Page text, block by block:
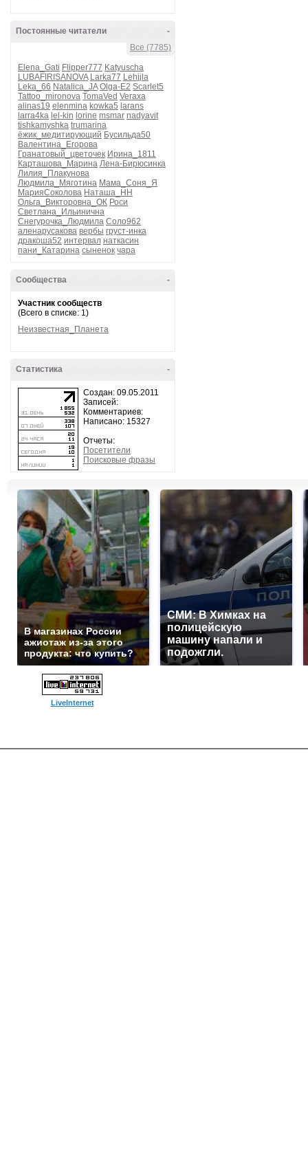
-
Постоянные читатели
Все (7785)
Elena_Gati Flipper777 Katyuscha
LUBAFIRISANOVA Larka77 Lehjjla
Leka_66 Natalica_JA Olga-E2 Scarlet5
Tattoo_mironova TomaVed Veraxa
alinas19 elenmina kowka5 larans
larra4ka lel-kin lorine msmar nadyavit
tishkamyshka trumarina
ёжик_медитирующий Бусильда50
Валентина_Егорова
Гранатовый_цветочек Ирина_1811
Карташова_Марина Лена-Бирюсинка
Лилия_Плакунова
Людмила_Мяготина Мама_Соня_Я
МарияСоколова Наташа_НН
Ольга_Викторовна_ОК Роси
Светлана_Ильинична
Снегурочка_Людмила Соло962
аленарусакова вербы груст-инка
дракоша52 интервал наткасин
пани_Катарина сыненок чара
-
Сообщества
Участник сообществ
(Всего в списке: 1)
Неизвестная_Планета
-
Статистика
Создан: 09.05.2011
Записей:
Комментариев:
Написано: 15327
Отчеты:
Посетители
Поисковые фразы
В магазинах России
ажиотаж из-за этого
продукта: что купить?
СМИ: В Химках на
полицейскую
машину напали и
подожгли.
LiveInternet